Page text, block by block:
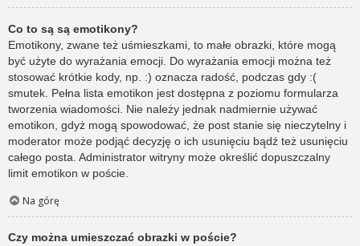
Co to są są emotikony?
Emotikony, zwane też uśmieszkami, to małe obrazki, które mogą
być użyte do wyrażania emocji. Do wyrażania emocji można też
stosować krótkie kody, np. :) oznacza radość, podczas gdy :(
smutek. Pełna lista emotikon jest dostępna z poziomu formularza
tworzenia wiadomości. Nie należy jednak nadmiernie używać
emotikon, gdyż mogą spowodować, że post stanie się nieczytelny i
moderator może podjąć decyzję o ich usunięciu bądź też usunięciu
całego posta. Administrator witryny może określić dopuszczalny
limit emotikon w poście.
Na górę
Czy można umieszczać obrazki w poście?